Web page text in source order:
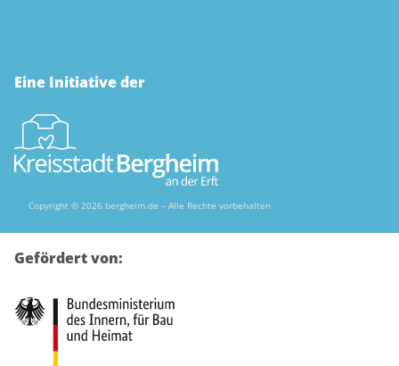
Eine Initiative der
Copyright © 2026 bergheim.de – Alle Rechte vorbehalten
Gefördert von: